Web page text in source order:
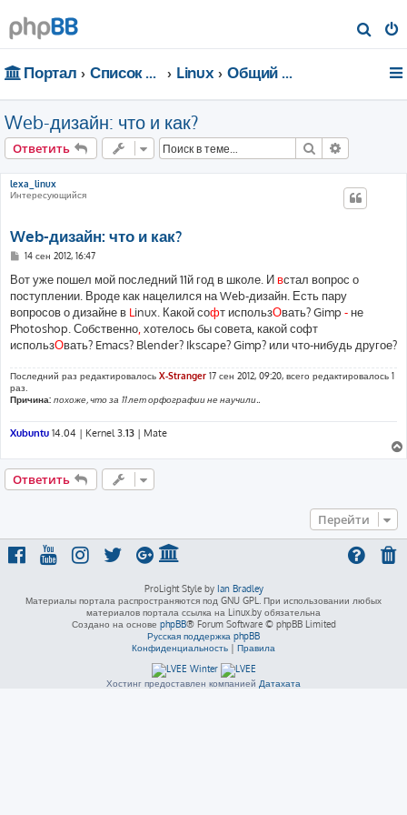
о
Портал Список форумов Linux Общий форум
Web-дизайн: что и как?
Ответить Поиск
lexa_linux
Интересующийся
Web-дизайн: что и как?
С
о
б
щ
е
н
и
е
14 сен 2012, 16:47
Вот уже пошел мой последний 11й год в школе. Ивстал вопрос о
поступлении. Вроде как нацелился на Web-дизайн. Есть пару
вопросов о дизайне в L inux. Какой софт использОвать? Gimp - не
Photoshop. Собственно хотелось бы совета, какой софт
использОвать? Emacs? Blender? Ikscape? Gimp? или что-нибудь другое?
Последний раз редактировалось X-Stranger 17 сен 2012, 09:20, всего редактировалось 1
раз.
Причина: похоже, что за 11 лет орфографии не научили..
Xubuntu 14.04 | Kernel 3. 13 | Mate
Ответить
Перейти
ProLight Style by Ian Bradley
Материалы портала распространяются под GNU GPL. При использовании любых
материалов портала ссылка на Linux.by обязательна
Создано на основе phpBB® Forum Software © phpBB Limited
Русская поддержка phpBB
Конфиденциальность | Правила
Хостинг предоставлен компанией Датахата